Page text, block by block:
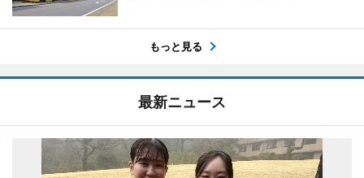
もっと見る
最新ニュース